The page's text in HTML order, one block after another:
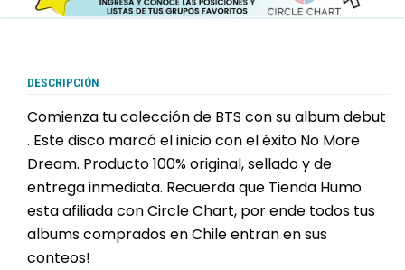
DESCRIPCIÓN
Comienza tu colección de BTS con su album debut
. Este disco marcó el inicio con el éxito No More
Dream. Producto 100% original, sellado y de
entrega inmediata. Recuerda que Tienda Humo
esta afiliada con Circle Chart, por ende todos tus
albums comprados en Chile entran en sus
conteos!